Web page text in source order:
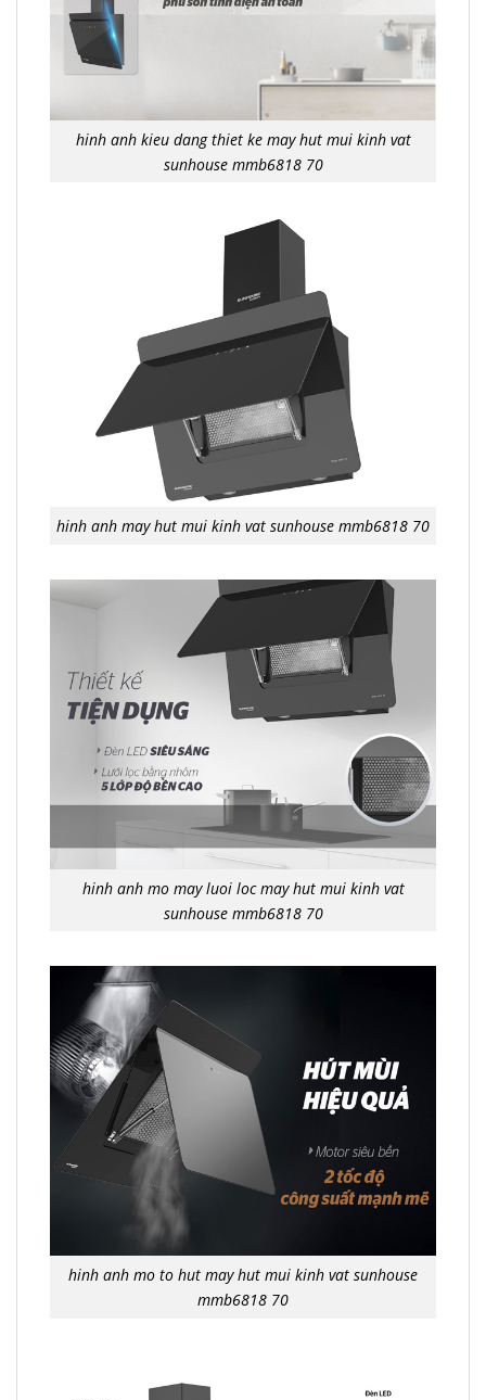
hinh anh kieu dang thiet ke may hut mui kinh vat
sunhouse mmb6818 70
hinh anh may hut mui kinh vat sunhouse mmb6818 70
hinh anh mo may luoi loc may hut mui kinh vat
sunhouse mmb6818 70
hinh anh mo to hut may hut mui kinh vat sunhouse
mmb6818 70